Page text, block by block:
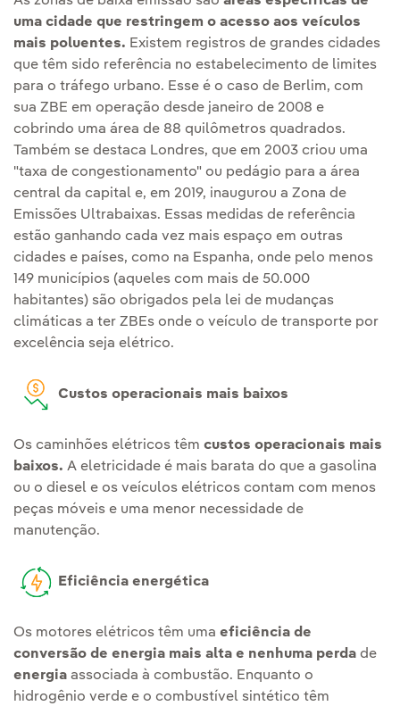
uma cidade que restringem o acesso aos veículos
mais poluentes. Existem registros de grandes cidades
que têm sido referência no estabelecimento de limites
para o tráfego urbano. Esse é o caso de Berlim, com
sua ZBE em operação desde janeiro de 2008 e
cobrindo uma área de 88 quilômetros quadrados.
Também se destaca Londres, que em 2003 criou uma
"taxa de congestionamento" ou pedágio para a área
central da capital e, em 2019, inaugurou a Zona de
Emissões Ultrabaixas. Essas medidas de referência
estão ganhando cada vez mais espaço em outras
cidades e países, como na Espanha, onde pelo menos
149 municípios (aqueles com mais de 50.000
habitantes) são obrigados pela lei de mudanças
climáticas a ter ZBEs onde o veículo de transporte por
excelência seja elétrico.
Custos operacionais mais baixos
Os caminhões elétricos têm custos operacionais mais
baixos. A eletricidade é mais barata do que a gasolina
ou o diesel e os veículos elétricos contam com menos
peças móveis e uma menor necessidade de
manutenção.
Eficiência energética
Os motores elétricos têm uma eficiência de
conversão de energia mais alta e nenhuma perda de
energia associada à combustão. Enquanto o
hidrogênio verde e o combustível sintético têm